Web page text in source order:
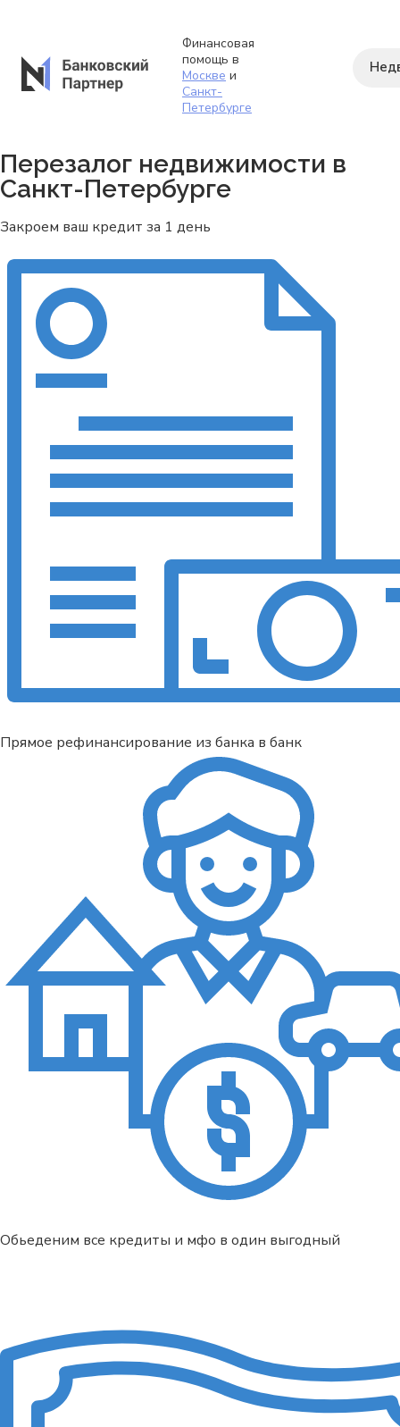
Финансовая
помощь в
Москве и
Санкт-
Петербурге
Перезалог недвижимости в
Санкт-Петербурге
Закроем ваш кредит за 1 день
Прямое рефинансирование из банка в банк
Обьеденим все кредиты и мфо в один выгодный